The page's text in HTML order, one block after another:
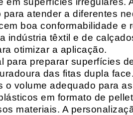
atender a diferentes
boa conformabilidade e
têxtil e de
otimizar a aplicação.
para preparar superfícies
das fitas dupla
o volume adequado para
em formato de
materiais. A